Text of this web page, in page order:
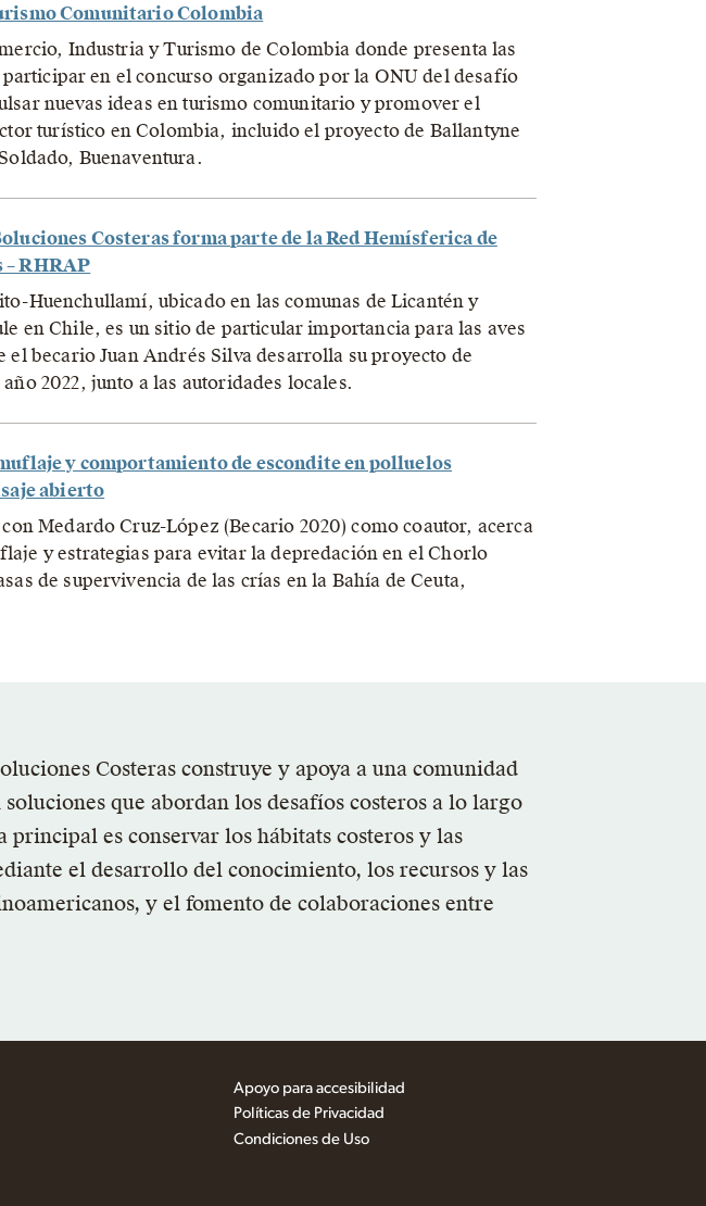
Comunitario Colombia
Industria y Turismo de Colombia donde presenta las
participar en el concurso organizado por la ONU del desafío
nuevas ideas en turismo comunitario y promover el
turístico en Colombia, incluido el proyecto de Ballantyne
Buenaventura.
Costeras forma parte de la Red Hemísferica de
– RHRAP
Huenchullamí, ubicado en las comunas de Licantén y
en Chile, es un sitio de particular importancia para las aves
becario Juan Andrés Silva desarrolla su proyecto de
2022, junto a las autoridades locales.
y comportamiento de escondite en polluelos
abierto
Medardo Cruz-López (Becario 2020) como coautor, acerca
y estrategias para evitar la depredación en el Chorlo
de supervivencia de las crías en la Bahía de Ceuta,
Costeras construye y apoya a una comunidad
que abordan los desafíos costeros a lo largo
es conservar los hábitats costeros y las
el desarrollo del conocimiento, los recursos y las
y el fomento de colaboraciones entre
Apoyo para accesibilidad
Políticas de Privacidad
Condiciones de Uso